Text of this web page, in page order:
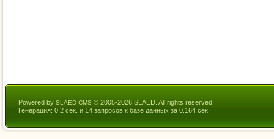
Powered by SLAED CMS © 2005-2026 SLAED. All rights reserved.
Генерация: 0.2 сек. и 14 запросов к базе данных за 0.164 сек.